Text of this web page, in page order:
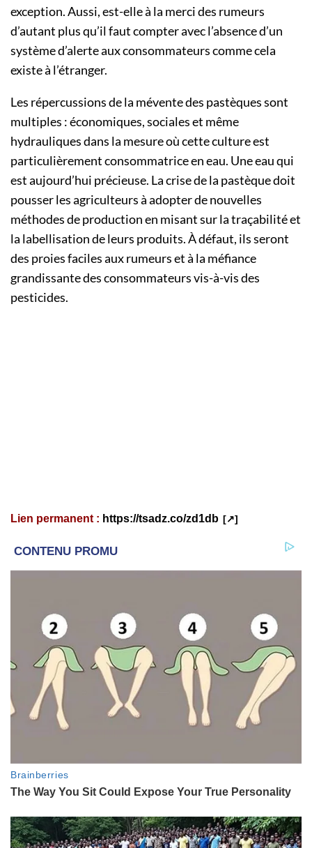
exception. Aussi, est-elle à la merci des rumeurs
d’autant plus qu’il faut compter avec l’absence d’un
système d’alerte aux consommateurs comme cela
existe à l’étranger.
Les répercussions de la mévente des pastèques sont
multiples : économiques, sociales et même
hydrauliques dans la mesure où cette culture est
particulièrement consommatrice en eau. Une eau qui
est aujourd’hui précieuse. La crise de la pastèque doit
pousser les agriculteurs à adopter de nouvelles
méthodes de production en misant sur la traçabilité et
la labellisation de leurs produits. À défaut, ils seront
des proies faciles aux rumeurs et à la méfiance
grandissante des consommateurs vis-à-vis des
pesticides.
Lien permanent : https://tsadz.co/zd1db